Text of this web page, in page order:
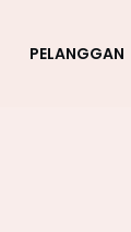
PELANGGAN